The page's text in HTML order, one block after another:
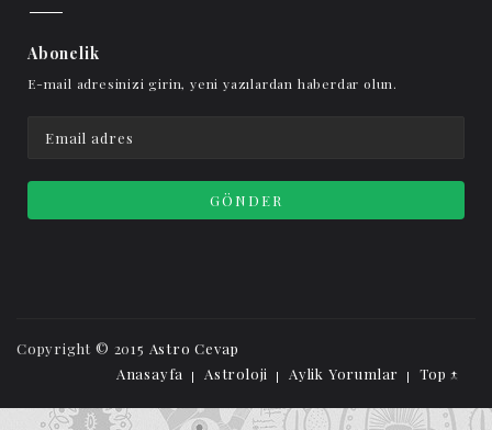
Abonelik
E-mail adresinizi girin, yeni yazılardan haberdar olun.
Copyright © 2015 Astro Cevap
Anasayfa
Astroloji Aylik Yorumlar Top ↑